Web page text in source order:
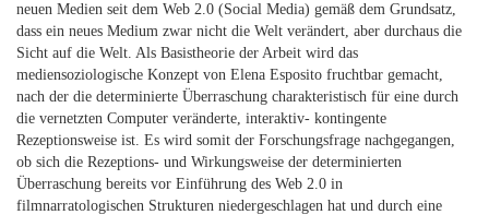
neuen Medien seit dem Web 2.0 (Social Media) gemäß dem Grundsatz,
dass ein neues Medium zwar nicht die Welt verändert, aber durchaus die
Sicht auf die Welt. Als Basistheorie der Arbeit wird das
mediensoziologische Konzept von Elena Esposito fruchtbar gemacht,
nach der die determinierte Überraschung charakteristisch für eine durch
die vernetzten Computer veränderte, interaktiv- kontingente
Rezeptionsweise ist. Es wird somit der Forschungsfrage nachgegangen,
ob sich die Rezeptions- und Wirkungsweise der determinierten
Überraschung bereits vor Einführung des Web 2.0 in
filmnarratologischen Strukturen niedergeschlagen hat und durch eine